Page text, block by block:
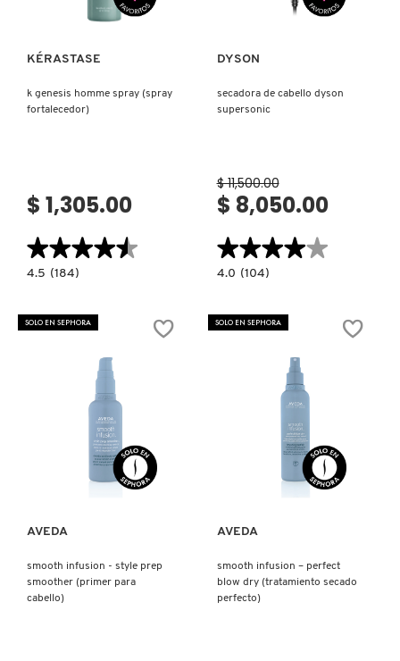
FRESH
GIORGIO ARMANI
GUERLAIN
HUDA BEAUTY
ICONIC LONDON
KÉRASTASE
k genesis homme spray (spray
fortalecedor)
$ 1,305.00
★★★★★
★★★★★
4.5
HOMME
4.5 (184)
DYSON
secadora de cabello dyson
supersonic
$ 11,500.00
$ 8,050.00
★★★★★
★★★★★
4.0
CABELLO
4.0 (104)
SOLO EN SEPHORA
Ver más
AVEDA
smooth infusion - style prep
smoother (primer para
cabello)
SOLO EN SEPHORA
Ver más
AVEDA
smooth infusion – perfect
blow dry (tratamiento secado
perfecto)